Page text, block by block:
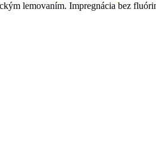
lemovaním. Impregnácia bez